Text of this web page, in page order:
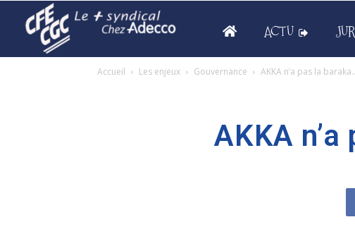
ACTU
Accueil Les enjeux Gouvernance AKKA n’a pas la
AKKA